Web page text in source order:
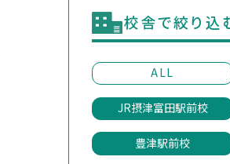
校舎で絞り込
ALL
JR摂津富田駅前校
豊津駅前校